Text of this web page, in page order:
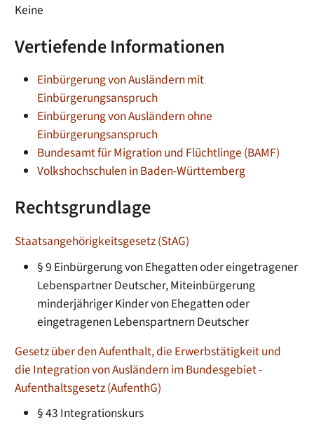
Keine
Vertiefende Informationen
Einbürgerung von Ausländern mit
Einbürgerungsanspruch
Einbürgerung von Ausländern ohne
Einbürgerungsanspruch
Bundesamt für Migration und Flüchtlinge (BAMF)
Volkshochschulen in Baden-Württemberg
Rechtsgrundlage
Staatsangehörigkeitsgesetz (StAG)
§ 9 Einbürgerung von Ehegatten oder eingetragener
Lebenspartner Deutscher, Miteinbürgerung
minderjähriger Kinder von Ehegatten oder
eingetragenen Lebenspartnern Deutscher
Gesetz über den Aufenthalt, die Erwerbstätigkeit und
die Integration von Ausländern im Bundesgebiet -
Aufenthaltsgesetz (AufenthG)
§ 43 Integrationskurs